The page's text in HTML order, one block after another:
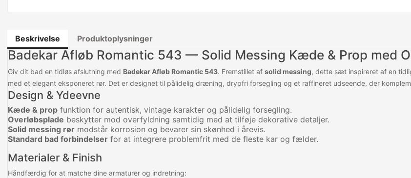
Beskrivelse Produktoplysninger
Badekar Afløb Romantic 543 — Solid Messing Kæde & Prop med
Giv dit bad en tidløs afslutning med Badekar Afløb Romantic 543. Fremstillet af solid messing, dette sæt inspireret af en
med et elegant eksponeret rør. Det er designet til pålidelig dræning, drypfri forsegling og et raffineret udseende, der
Design & Ydeevne
Kæde & prop funktion for autentisk, vintage karakter og pålidelig forsegling.
Overløbsplade beskytter mod overfyldning samtidig med at tilføje dekorative detaljer.
Solid messing rør modstår korrosion og bevarer sin skønhed i årevis.
Standard bad forbindelser for at integrere problemfrit med de fleste kar og fælder.
Materialer & Finish
Håndfærdig for at matche dine armaturer og indretning: